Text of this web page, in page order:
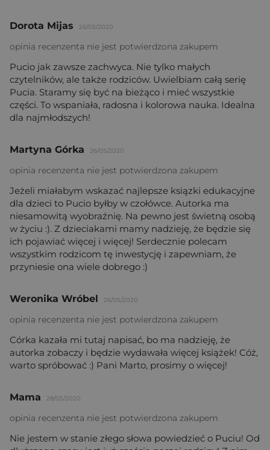
Dorota Mijas 26/05/2020
opinia recenzenta nie jest potwierdzona zakupem
Pucio jak zawsze zachwyca. Nie tylko małych
czytelników, ale także rodziców. Uwielbiam całą serię
Pucia. Staramy się być na bieżąco i mieć wszystkie
części. To wspaniała, radosna i kolorowa nauka. Idealna
dla najmłodszych!
Martyna Górka 26/05/2020
opinia recenzenta nie jest potwierdzona zakupem
Jeżeli miałabym wskazać najlepsze ksiązki edukacyjne
dla dzieci to Pucio byłby w czołówce. Autorka ma
niesamowitą wyobraźnię. Na pewno jest świetną osobą
w życiu :). Z dzieciakami mamy nadzieję, że będzie się
ich pojawiać więcej i więcej! Serdecznie polecam
wszystkim rodzicom tę inwestycję i zapewniam, że
przyniesie ona wiele dobrego :)
Weronika Wróbel 26/05/2020
opinia recenzenta nie jest potwierdzona zakupem
Córka kazała mi tutaj napisać, bo ma nadzieję, że
autorka zobaczy i będzie wydawała więcej książek! Cóż,
warto spróbować :) Pani Marto, prosimy o więcej!
Mama 28/05/2020
opinia recenzenta nie jest potwierdzona zakupem
Nie jestem w stanie złego słowa powiedzieć o Puciu! Od